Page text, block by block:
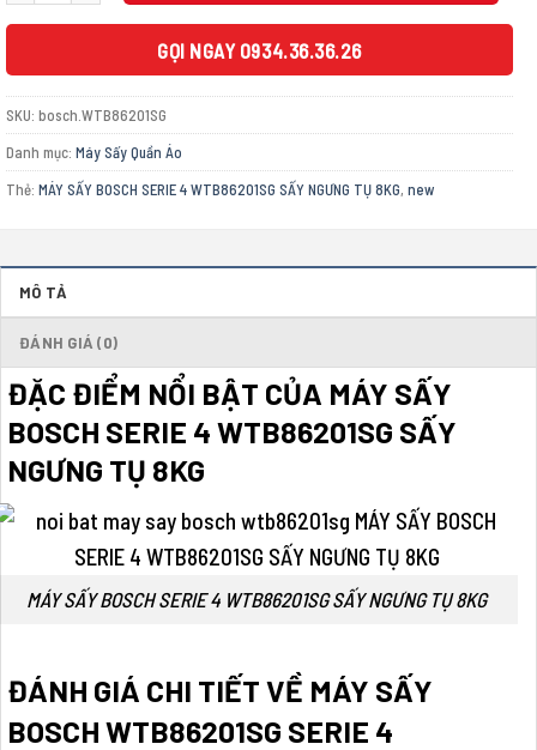
GỌI NGAY 0934.36.36.26
SKU: bosch.WTB86201SG
Danh mục: Máy Sấy Quần Áo
Thẻ: MÁY SẤY BOSCH SERIE 4 WTB86201SG SẤY NGƯNG TỤ 8KG, new
MÔ TẢ
ĐÁNH GIÁ (0)
ĐẶC ĐIỂM NỔI BẬT CỦA MÁY SẤY
BOSCH SERIE 4 WTB86201SG SẤY
NGƯNG TỤ 8KG
MÁY SẤY BOSCH SERIE 4 WTB86201SG SẤY NGƯNG TỤ 8KG
ĐÁNH GIÁ CHI TIẾT VỀ MÁY SẤY
BOSCH WTB86201SG SERIE 4